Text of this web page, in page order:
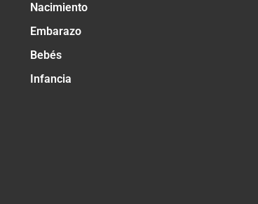
Nacimiento
Embarazo
Bebés
Infancia